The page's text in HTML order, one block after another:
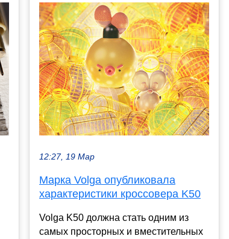
12:27, 19 Мар
Марка Volga опубликовала
характеристики кроссовера K50
Volga K50 должна стать одним из
самых просторных и вместительных